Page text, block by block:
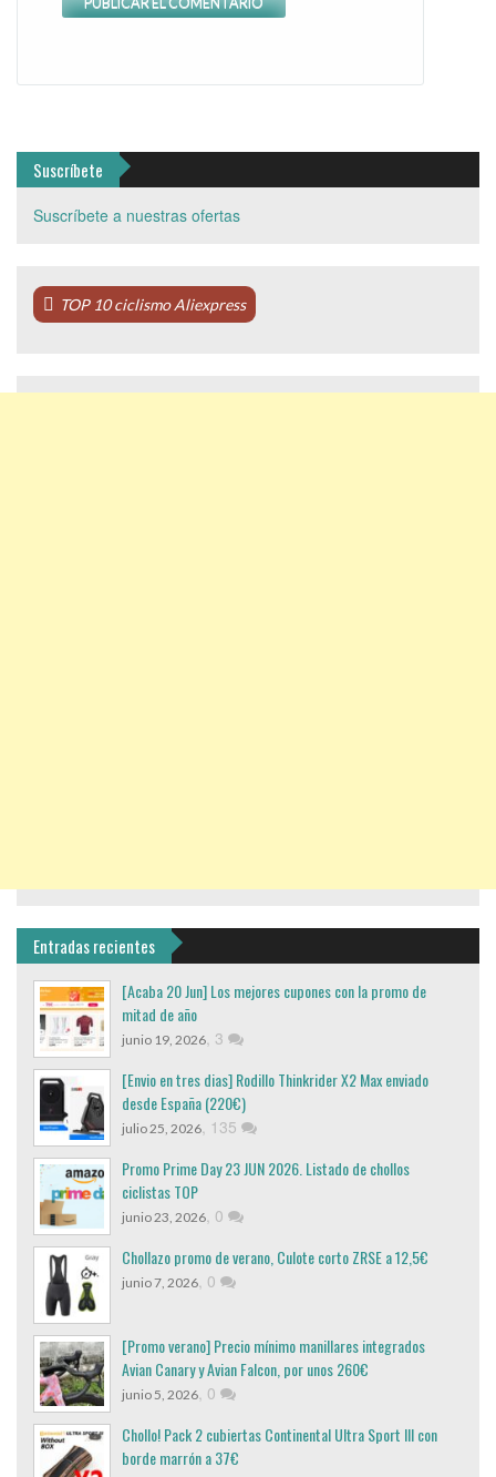
Suscríbete
Suscríbete a nuestras ofertas
TOP 10 ciclismo Aliexpress
Entradas recientes
[Acaba 20 Jun] Los mejores cupones con la promo de
mitad de año
junio 19, 2026, 3
[Envio en tres dias] Rodillo Thinkrider X2 Max enviado
desde España (220€)
julio 25, 2026, 135
Promo Prime Day 23 JUN 2026. Listado de chollos
ciclistas TOP
junio 23, 2026, 0
Chollazo promo de verano, Culote corto ZRSE a 12,5€
junio 7, 2026, 0
[Promo verano] Precio mínimo manillares integrados
Avian Canary y Avian Falcon, por unos 260€
junio 5, 2026, 0
Chollo! Pack 2 cubiertas Continental Ultra Sport III con
borde marrón a 37€